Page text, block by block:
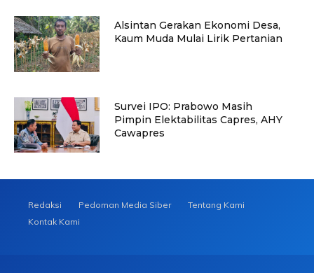
Alsintan Gerakan Ekonomi Desa,
Kaum Muda Mulai Lirik Pertanian
Survei IPO: Prabowo Masih
Pimpin Elektabilitas Capres, AHY
Cawapres
Redaksi Pedoman Media Siber
Tentang Kami
Kontak Kami